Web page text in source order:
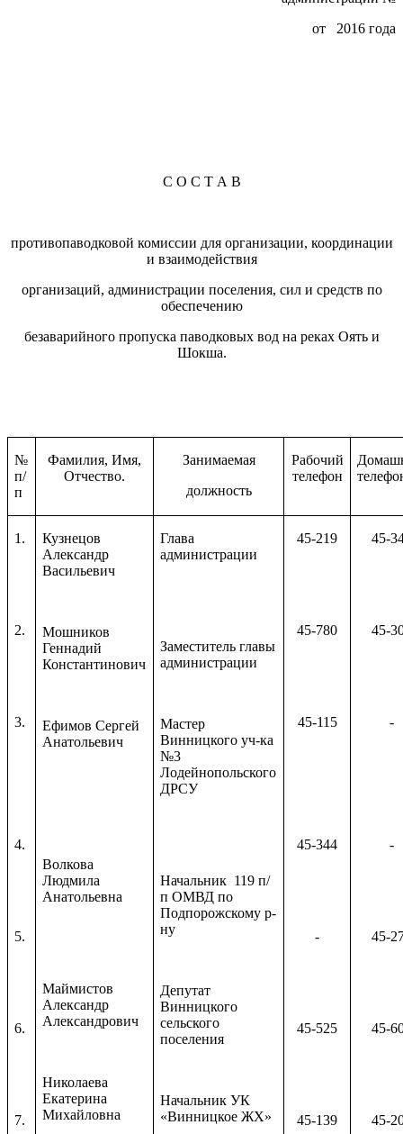
от 2016 года
С О С Т А В
противопаводковой комиссии для организации, координации
и взаимодействия
организаций, администрации поселения, сил и средств по
обеспечению
безаварийного пропуска паводковых вод на реках Оять и
Шокша.
№
п/
п
Фамилия, Имя,
Отчество.
Занимаемая
должность
Рабочий
телефон
1.
2.
3.
4.
5.
6.
7.
Кузнецов
Александр
Васильевич
Мошников
Геннадий
Константинович
Ефимов Сергей
Анатольевич
Волкова
Людмила
Анатольевна
Маймистов
Александр
Александрович
Николаева
Екатерина
Михайловна
Глава
администрации
Заместитель главы
администрации
Мастер
Винницкого уч-ка
№3
Лодейнопольского
ДРСУ
Начальник 119 п/
п ОМВД по
Подпорожскому р-
ну
Депутат
Винницкого
сельского
поселения
Начальник УК
«Винницкое ЖХ»
45-219
45-780
45-115
45-344
-
45-525
45-139
45-
45-
-
-
45-
45-
45-